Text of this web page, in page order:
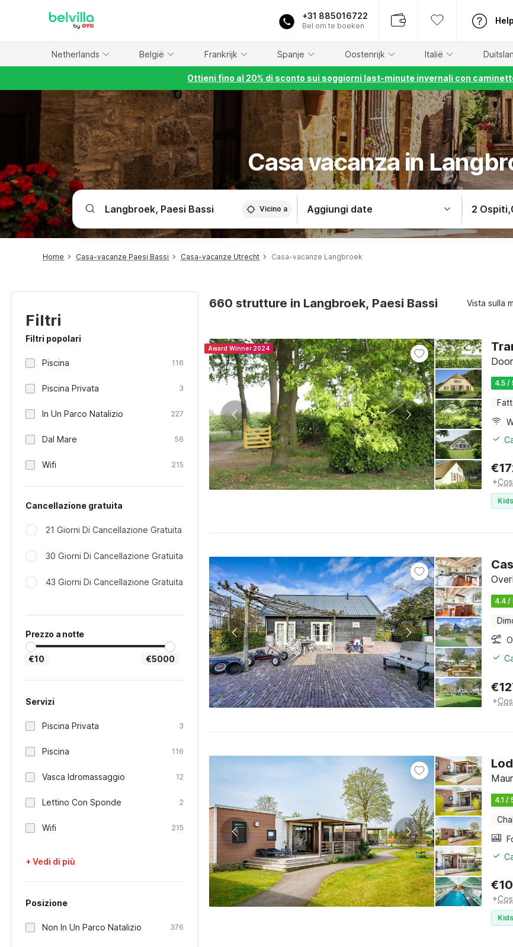
+31 885016722
Bel om te boeken
Help
Netherlands België Frankrijk Spanje Oostenrijk Italië
Ottieni fino al 20% di sconto sui soggiorni last-minute invernali con
Casa vacanza in
Vicino a Aggiungi date 2 Ospiti,
Home Casa-vacanze Paesi Bassi Casa-vacanze Utrecht Casa-vacanze Langbroek
Filtri
Filtri popolari
Piscina 116
Piscina Privata 3
In Un Parco Natalizio 227
Dal Mare 56
Wifi 215
Cancellazione gratuita
21 Giorni Di Cancellazione Gratuita
30 Giorni Di Cancellazione Gratuita
43 Giorni Di Cancellazione Gratuita
Prezzo a notte
€10 €5000
Servizi
Piscina Privata 3
Piscina 116
Vasca Idromassaggio 12
Lettino Con Sponde 2
Wifi 215
+ Vedi di più
Posizione
Non In Un Parco Natalizio 376
660 strutture in Langbroek, Paesi Bassi Vista sulla
Award Winner 2024
4.5 /
€
+
4.4 /
€
+
4.1 /
€
+